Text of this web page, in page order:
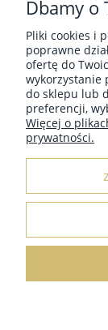
Wólka
Dbamy o
Pliki cookies i
poprawne
ofertę do
wykorzystanie
do sklepu lub
preferencji,
Więcej o
prywatności.